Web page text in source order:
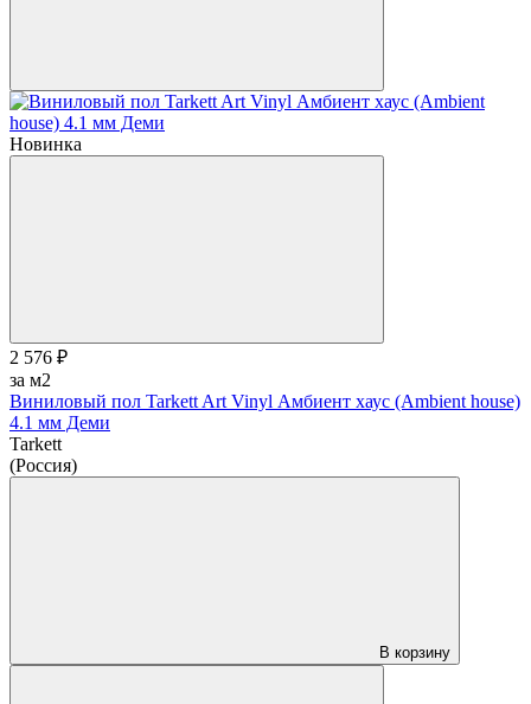
Новинка
2 576 ₽
за м2
Виниловый пол Tarkett Art Vinyl Амбиент хаус (Ambient house)
4.1 мм Деми
Tarkett
(Россия)
В корзину